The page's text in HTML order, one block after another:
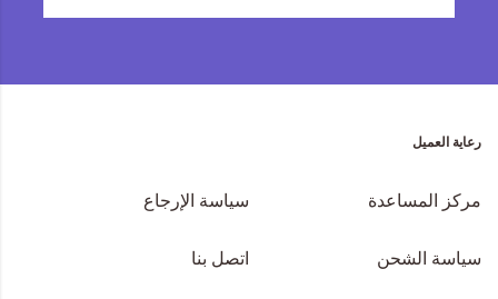
رعاية العميل
مركز المساعدة سياسة الإرجاع
سياسة الشحن اتصل بنا